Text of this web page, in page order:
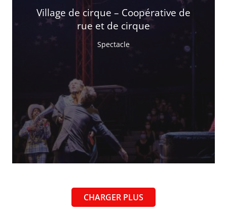
Village de cirque – Coopérative de
rue et de cirque
Spectacle
CHARGER PLUS